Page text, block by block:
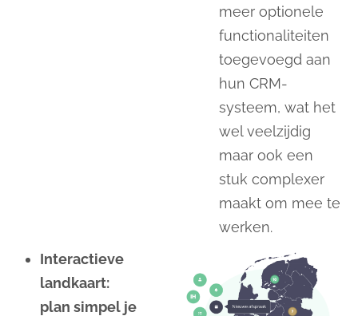
meer optionele
functionaliteiten
toegevoegd aan
hun CRM-
systeem, wat het
wel veelzijdig
maar ook een
stuk complexer
maakt om mee te
werken.
Interactieve
landkaart:
plan simpel je